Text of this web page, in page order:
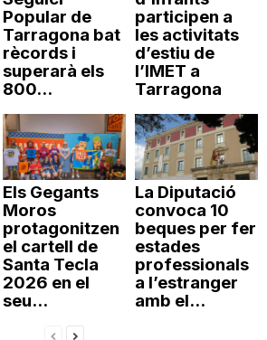
Popular de
Tarragona bat
rècords i
superarà els
800...
participen a
les activitats
d’estiu de
l’IMET a
Tarragona
Els Gegants
Moros
protagonitzen
el cartell de
Santa Tecla
2026 en el
seu...
La Diputació
convoca 10
beques per fer
estades
professionals
a l’estranger
amb el...